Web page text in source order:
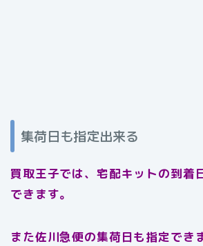
集荷日も指定出来る
買取王子では、宅配キットの到着
できます。
また佐川急便の集荷日も指定でき